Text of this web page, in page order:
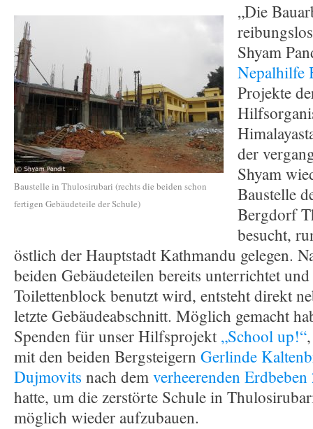
Baustelle in Thulosirubari (rechts die beiden schon
fertigen Gebäudeteile der Schule)
„Die
Shyam
Nepalhilfe
Projekte
der
Shyam
Baustelle
Bergdorf
besucht,
östlich der Hauptstadt Kathmandu gelegen.
beiden Gebäudeteilen bereits unterrichtet
Toilettenblock benutzt wird, entsteht direkt
letzte Gebäudeabschnitt. Möglich gemacht
Spenden für unser Hilfsprojekt„School up!“
mit den beiden Bergsteigern Gerlinde
Dujmovits nach demverheerenden
hatte, um die zerstörte Schule in
möglich wieder aufzubauen.